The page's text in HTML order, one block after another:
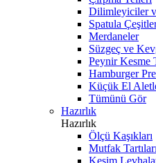
Dilimleyiciler
Spatula
Merdaneler
Süzgeç ve
Peynir Kesme
Hamburger
Küçük El
Tümünü Gör
Hazırlık
Hazırlık
Ölçü Kaşıkları
Mutfak Tartıları
Kesim